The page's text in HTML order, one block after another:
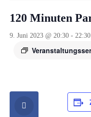
120 Minuten
9. Juni 2023 @ 20:30 - 22:30